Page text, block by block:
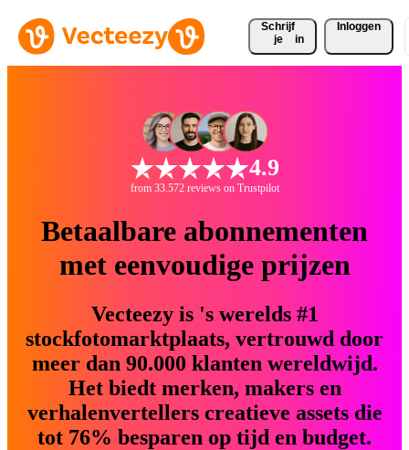
Schrijf
je
in
Inloggen
4.9
from 33.572 reviews on Trustpilot
Betaalbare abonnementen
met eenvoudige prijzen
Vecteezy is 's werelds #1
stockfotomarktplaats, vertrouwd door
meer dan 90.000 klanten wereldwijd.
Het biedt merken, makers en
verhalenvertellers creatieve assets die
tot 76% besparen op tijd en budget.